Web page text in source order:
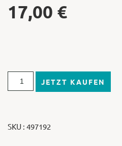
17,00 €
JETZT KAUFEN
SKU : 497192